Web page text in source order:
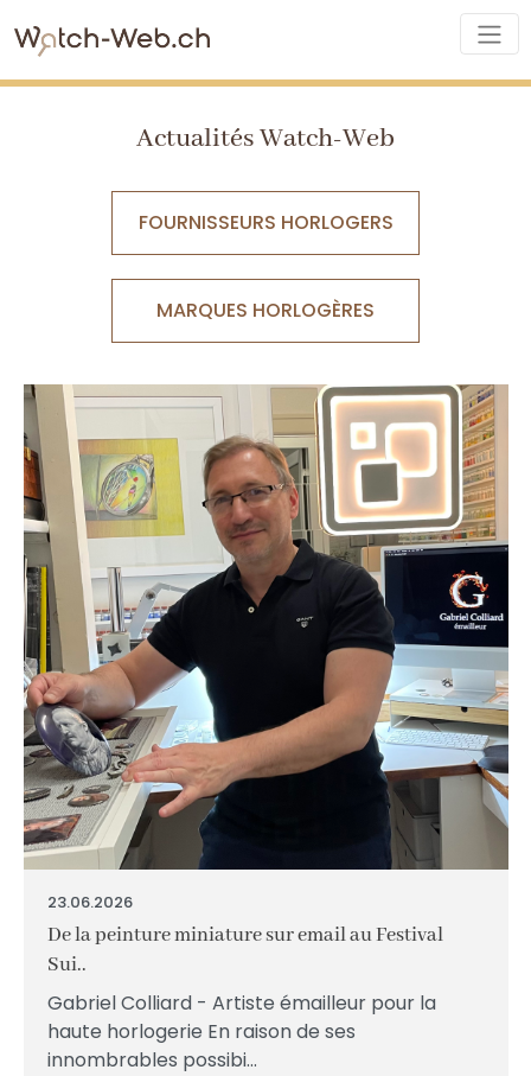
Actualités Watch-Web
FOURNISSEURS HORLOGERS
MARQUES HORLOGÈRES
23.06.2026
De la peinture miniature sur email au Festival
Sui..
Gabriel Colliard - Artiste émailleur pour la
haute horlogerie En raison de ses
innombrables possibi...